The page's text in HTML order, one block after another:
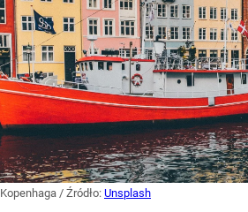
Kopenhaga / Źródło: Unsplash